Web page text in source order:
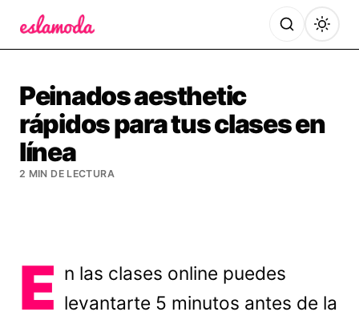
Peinados aesthetic
rápidos para tus clases en
línea
2 MIN DE LECTURA
E n las clases online puedes
levantarte 5 minutos antes de la